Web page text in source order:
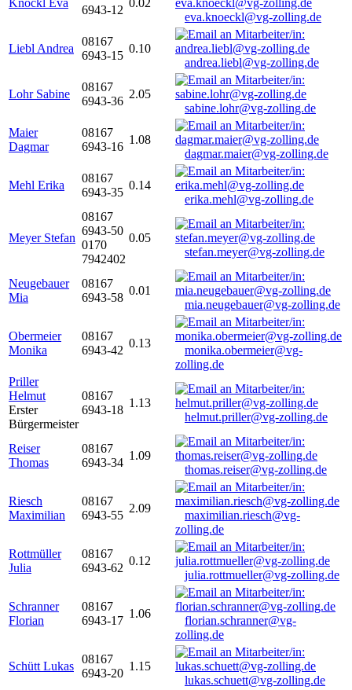
Knöckl Eva
6943-12
0.02
eva.knoeckl@vg-zolling.de
Liebl Andrea
08167
6943-15
0.10
andrea.liebl@vg-zolling.de
Lohr Sabine
08167
6943-36
2.05
sabine.lohr@vg-zolling.de
Maier
Dagmar
08167
6943-16
1.08
dagmar.maier@vg-zolling.de
Mehl Erika
08167
6943-35
0.14
erika.mehl@vg-zolling.de
Meyer Stefan
08167
6943-50
0170
7942402
0.05
stefan.meyer@vg-zolling.de
Neugebauer
Mia
08167
6943-58
0.01
mia.neugebauer@vg-zolling.de
Obermeier
Monika
08167
6943-42
0.13
monika.obermeier@vg-
zolling.de
Priller
Helmut
Erster
Bürgermeister
08167
6943-18
1.13
helmut.priller@vg-zolling.de
Reiser
Thomas
08167
6943-34
1.09
thomas.reiser@vg-zolling.de
Riesch
Maximilian
08167
6943-55
2.09
maximilian.riesch@vg-
zolling.de
Rottmüller
Julia
08167
6943-62
0.12
julia.rottmueller@vg-zolling.de
Schranner
Florian
08167
6943-17
1.06
florian.schranner@vg-
zolling.de
Schütt Lukas
08167
6943-20
1.15
lukas.schuett@vg-zolling.de